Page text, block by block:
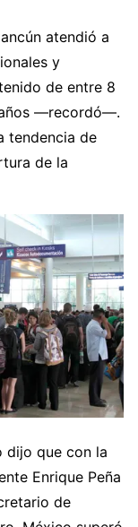
atendió a
y
de entre 8
—recordó—.
tendencia de
de la
dijo que con la
Enrique Peña
de